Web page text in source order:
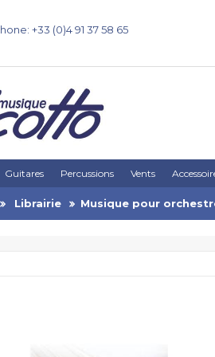
+33 (0)4 91 37 58 65
Guitares Percussions Vents
Librairie Musique pour